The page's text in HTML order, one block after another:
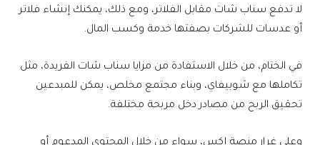
لا تدفع سناب شات مقابل الفلاتر، ومع ذلك، يمكنك إنشاء فلاتر
أو عدسات للشركات بصفتها خدمة وكسب المال.
في الختام، من خلال الاستفادة من مزايا سناب شات الفريدة، مثل
تكاملها مع شوبيفاي، وبناء مجتمع مخلص، يمكن للمبدعين
تحقيق الربح من مصادر دخل مربحة مختلفة.
وعلى غرار منصة إكس، سواء من خلال المحتوى المدعوم أو